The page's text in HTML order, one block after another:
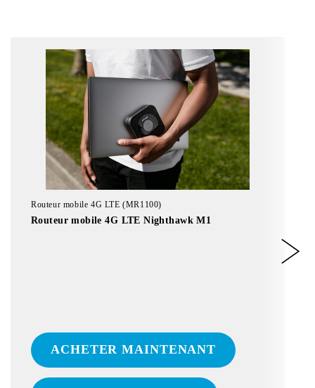
Routeur mobile 4G LTE (MR1100)
Routeur mobile 4G LTE Nighthawk M1
ACHETER MAINTENANT